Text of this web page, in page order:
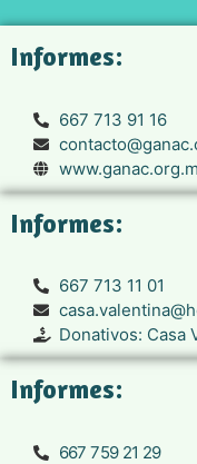
Informes:
667 713 91 16
Informes:
667 713 11 01
Donativos: Casa
Informes:
667 759 21 29